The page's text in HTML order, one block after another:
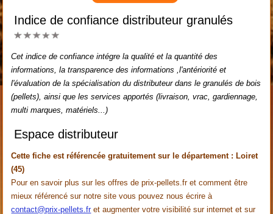
Indice de confiance distributeur granulés
Cet indice de confiance intégre la qualité et la quantité des
informations, la transparence des informations ,l'antériorité et
l'évaluation de la spécialisation du distributeur dans le granulés de bois
(pellets), ainsi que les services apportés (livraison, vrac, gardiennage,
multi marques, matériels...)
Espace distributeur
Cette fiche est référencée gratuitement sur le département : Loiret
(45)
Pour en savoir plus sur les offres de prix-pellets.fr et comment être
mieux référencé sur notre site vous pouvez nous écrire à
contact@prix-pellets.fr et augmenter votre visibilité sur internet et sur